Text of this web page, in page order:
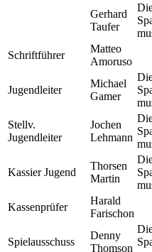
Gerhard
Taufer
Schriftführer
Matteo
Amoruso
Jugendleiter
Michael
Gamer
Stellv.
Jugendleiter
Jochen
Lehmann
Kassier Jugend
Thorsen
Martin
Kassenprüfer
Harald
Farischon
Spielausschuss
Denny
Thomson